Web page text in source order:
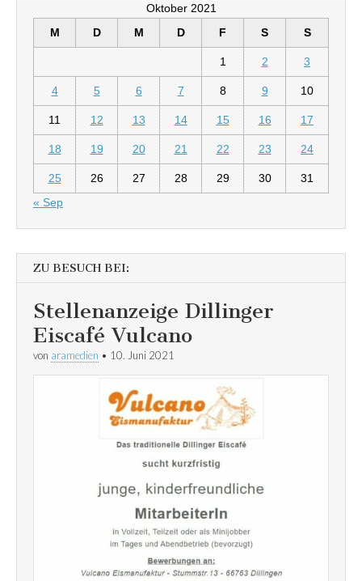
Oktober 2021
M
D M D F S S
1 2 3
4 5 6 7 8 9 10
11 12 13 14 15 16 17
18 19 20 21 22 23 24
25 26 27 28 29 30
31
« Sep
ZU BESUCH BEI:
Stellenanzeige Dillinger
Eiscafé Vulcano
von aramedien • 10. Juni 2021